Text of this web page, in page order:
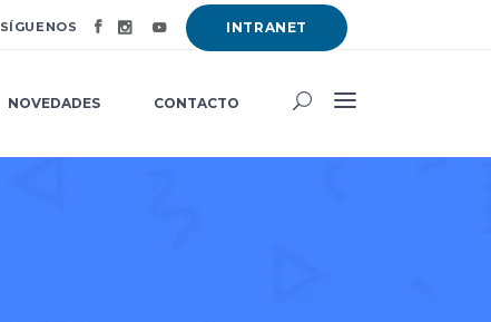
SÍGUENOS INTRANET
NOVEDADES CONTACTO